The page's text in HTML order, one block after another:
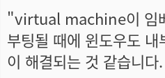
"virtual machine이 임
부팅될 때에 윈도우도
이 해결되는 것 같습니다.